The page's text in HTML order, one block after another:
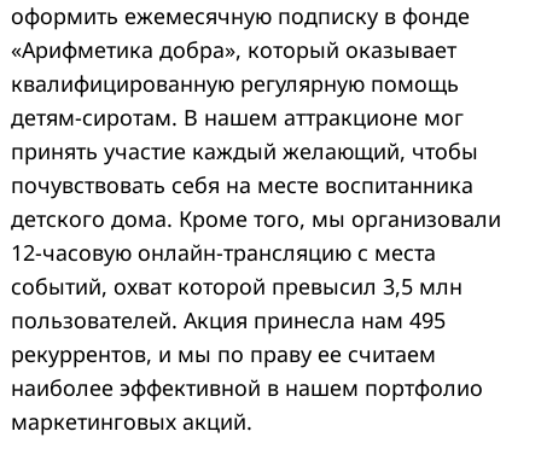
оформить ежемесячную подписку в фонде
«Арифметика добра», который оказывает
квалифицированную регулярную помощь
детям-сиротам. В нашем аттракционе мог
принять участие каждый желающий, чтобы
почувствовать себя на месте воспитанника
детского дома. Кроме того, мы организовали
12-часовую онлайн-трансляцию с места
событий, охват которой превысил 3,5 млн
пользователей. Акция принесла нам 495
рекуррентов, и мы по праву ее считаем
наиболее эффективной в нашем портфолио
маркетинговых акций.